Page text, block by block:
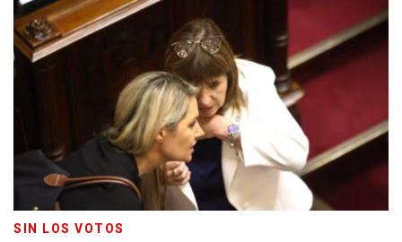
SIN LOS VOTOS